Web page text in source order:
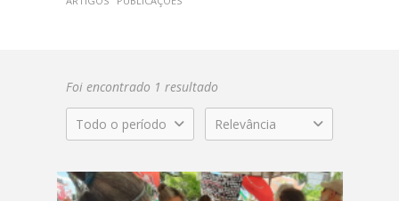
Foi encontrado 1 resultado
Todo o período Relevância